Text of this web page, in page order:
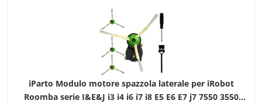
iParto Modulo motore spazzola laterale per iRobot
Roomba serie I&E&J i3 i4 i6 i7 i8 E5 E6 E7 j7 7550 3550